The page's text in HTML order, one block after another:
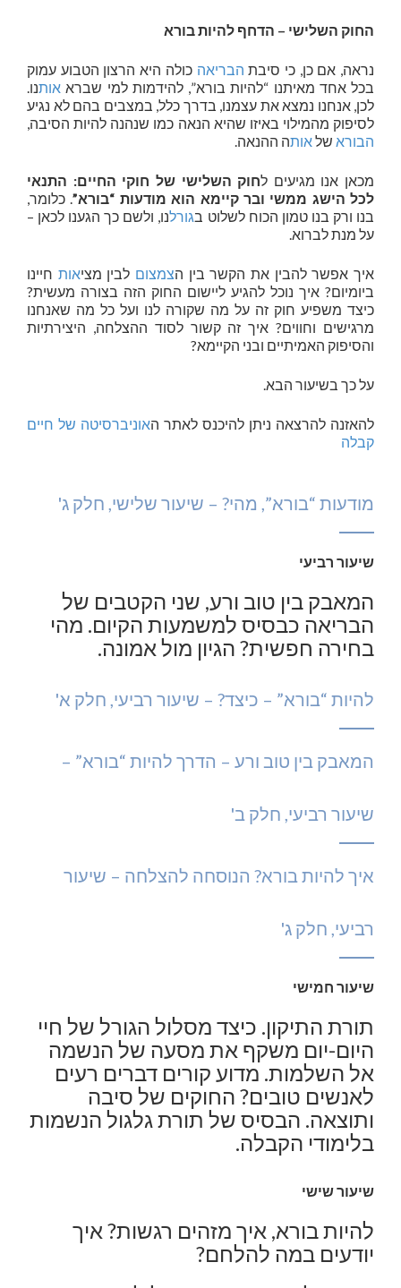
החוק השלישי – הדחף להיות בורא
נראה, אם כן, כי סיבת הבריאה כולה היא הרצון הטבוע עמוק
בכל אחד מאיתנו “להיות בורא”, להידמות למי שברא אותנו.
לכן, אנחנו נמצא את עצמנו, בדרך כלל, במצבים בהם לא נגיע
לסיפוק מהמילוי באיזו שהיא הנאה כמו שנהנה להיות הסיבה,
הבורא שלאותה ההנאה.
מכאן אנו מגיעים לחוק השלישי של חוקי החיים: התנאי
לכל הישג ממשי ובר קיימא הוא מודעות “בורא”. כלומר,
בנו ורק בנו טמון הכוח לשלוט בגורלנו, ולשם כך הגענו לכאן –
על מנת לברוא.
איך אפשר להבין את הקשר בין הצמצום לבין מציאות חיינו
ביומיום? איך נוכל להגיע ליישום החוק הזה בצורה מעשית?
כיצד משפיע חוק זה על מה שקורה לנו ועל כל מה שאנחנו
מרגישים וחווים? איך זה קשור לסוד ההצלחה, היצירתיות
והסיפוק האמיתיים ובני הקיימא?
על כך בשיעור הבא.
להאזנה להרצאה ניתן להיכנס לאתר האוניברסיטה של חיים
קבלה
מודעות “בורא”, מהי? – שיעור שלישי, חלק ג'
שיעור רביעי
המאבק בין טוב ורע, שני הקטבים של
הבריאה כבסיס למשמעות הקיום. מהי
בחירה חפשית? הגיון מול אמונה.
להיות “בורא” – כיצד? – שיעור רביעי, חלק א'
המאבק בין טוב ורע – הדרך להיות “בורא” –
שיעור רביעי, חלק ב'
איך להיות בורא? הנוסחה להצלחה – שיעור
רביעי, חלק ג'
שיעור חמישי
תורת התיקון. כיצד מסלול הגורל של חיי
היום-יום משקף את מסעה של הנשמה
אל השלמות. מדוע קורים דברים רעים
לאנשים טובים? החוקים של סיבה
ותוצאה. הבסיס של תורת גלגול הנשמות
בלימודי הקבלה.
שיעור שישי
להיות בורא, איך מזהים רגשות? איך
יודעים במה להלחם?